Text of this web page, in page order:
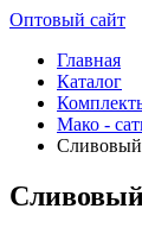
Оптовый сайт
Главная
Каталог
Мако -
Сливовый